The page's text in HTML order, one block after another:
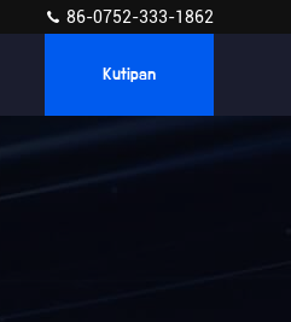
86-0752-333-1862
Kutipan